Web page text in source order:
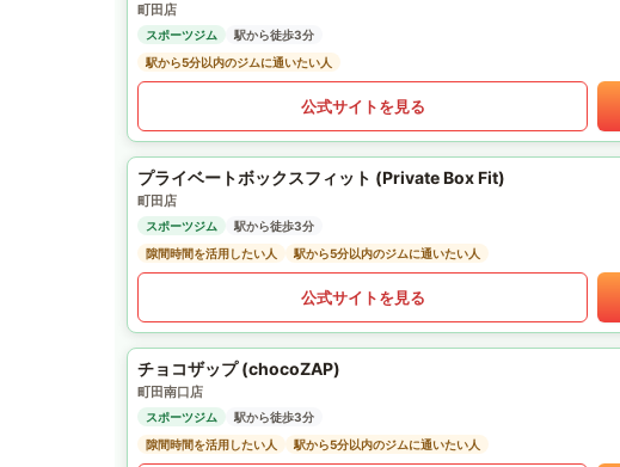
町田店
スポーツジム
駅から徒歩3分
駅から5分以内のジムに通いたい人
公式サイトを見る
プライベートボックスフィット (Private Box Fit)
町田店
スポーツジム
駅から徒歩3分
隙間時間を活用したい人
駅から5分以内のジムに通いたい人
公式サイトを見る
チョコザップ (chocoZAP)
町田南口店
スポーツジム
駅から徒歩3分
隙間時間を活用したい人
駅から5分以内のジムに通いたい人